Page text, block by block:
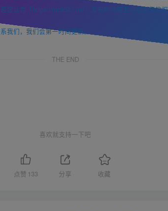
您认为「https://mc9527.cn/」发布的内容若侵犯到您的
我们，我们会第一时间更新。
THE END
喜欢就支持一下吧
点赞 133 分享 收藏